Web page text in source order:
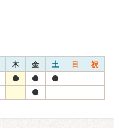
木 金 土 日 祝